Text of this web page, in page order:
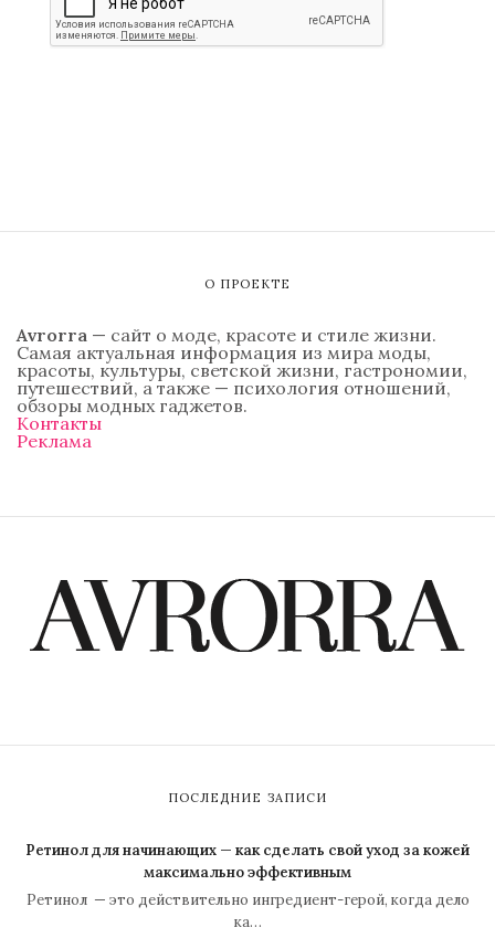
О ПРОЕКТЕ
Avrorra — сайт о моде, красоте и стиле жизни.
Самая актуальная информация из мира моды,
красоты, культуры, светской жизни, гастрономии,
путешествий, а также — психология отношений,
обзоры модных гаджетов.
Контакты
Реклама
ПОСЛЕДНИЕ ЗАПИСИ
Ретинол для начинающих — как сделать свой уход за кожей
максимально эффективным
Ретинол — это действительно ингредиент-герой, когда дело
ка…